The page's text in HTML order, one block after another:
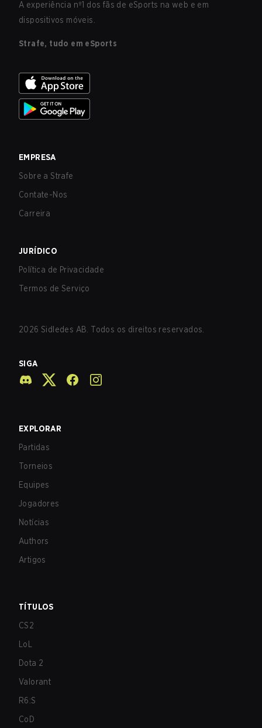
A experiência nº1 dos fãs de eSports na web e em
dispositivos móveis.
Strafe, tudo em eSports
EMPRESA
Sobre a Strafe
Contate-Nos
Carreira
JURÍDICO
Política de Privacidade
Termos de Serviço
2026 Sidledes AB. Todos os direitos reservados.
SIGA
EXPLORAR
Partidas
Torneios
Equipes
Jogadores
Notícias
Authors
Artigos
TÍTULOS
CS2
LoL
Dota 2
Valorant
R6:S
CoD